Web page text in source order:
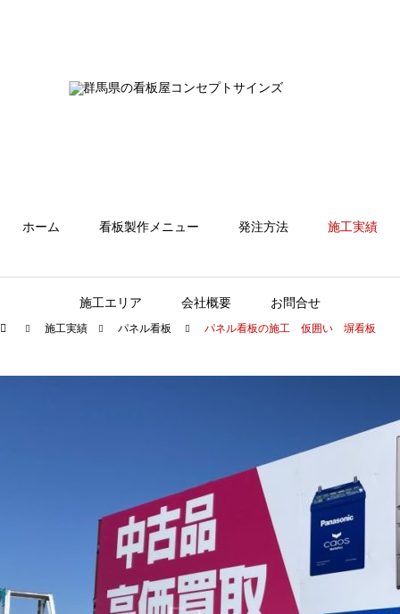
ホーム 看板製作メニュー 発注方法 施工実績
施工エリア 会社概要 お問合せ
施工実績 パネル看板 パネル看板の施工 仮囲い 塀看板